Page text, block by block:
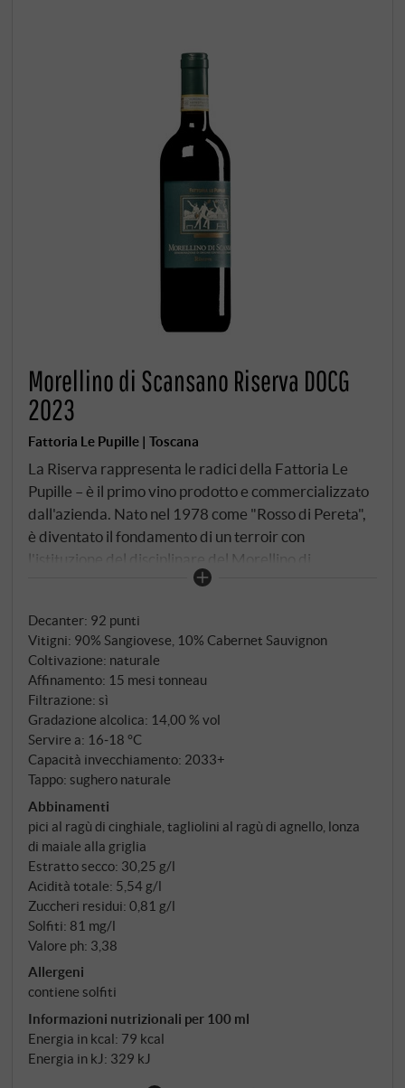
Morellino di Scansano Riserva DOCG
2023
Fattoria Le Pupille | Toscana
La Riserva rappresenta le radici della Fattoria Le
Pupille – è il primo vino prodotto e commercializzato
dall'azienda. Nato nel 1978 come "Rosso di Pereta",
è diventato il fondamento di un terroir con
l'istituzione del disciplinare del Morellino di
Scansano, che Elisabetta Geppetti ha portato con
internazionale. Prima donna a capo del Consorzio
Morellino di Scansano, ha dato forma non solo alla
denominazione, ma anche all'intera cultura enologica
maremmana. Sangiovese (90%) e Cabernet
Sauvignon (10%) provenienti dai vigneti La Carla,
Maiano, Bozzino e Vecchie Pupille ad un'altitudine
compresa tra i 50 e i 250 metri. I terreni variano da
strutture argilloso-silicee a sabbioso-limose con una
componente di marna calcarea. Dopo 25-30 giorni di
macerazione a 26 gradi, il vino matura per dodici
mesi in botti di rovere di Slavonia della capacità di
20-40 ettolitri.
Decanter: 92 punti
Vitigni: 90% Sangiovese, 10% Cabernet Sauvignon
Coltivazione: naturale
Affinamento: 15 mesi tonneau
Filtrazione: sì
Gradazione alcolica: 14,00 % vol
Servire a: 16‑18 °C
Capacità invecchiamento: 2033+
Tappo: sughero naturale
Abbinamenti
pici al ragù di cinghiale, tagliolini al ragù di agnello, lonza
di maiale alla griglia
Estratto secco: 30,25 g/l
Acidità totale: 5,54 g/l
Zuccheri residui: 0,81 g/l
Solfiti: 81 mg/l
Valore ph: 3,38
Allergeni
contiene solfiti
Informazioni nutrizionali per 100 ml
Energia in kcal: 79 kcal
Energia in kJ: 329 kJ